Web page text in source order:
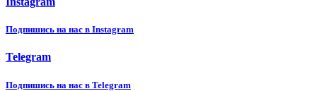
Подпишиcь на нас в Instagram
Telegram
Подпишиcь на нас в Telegram